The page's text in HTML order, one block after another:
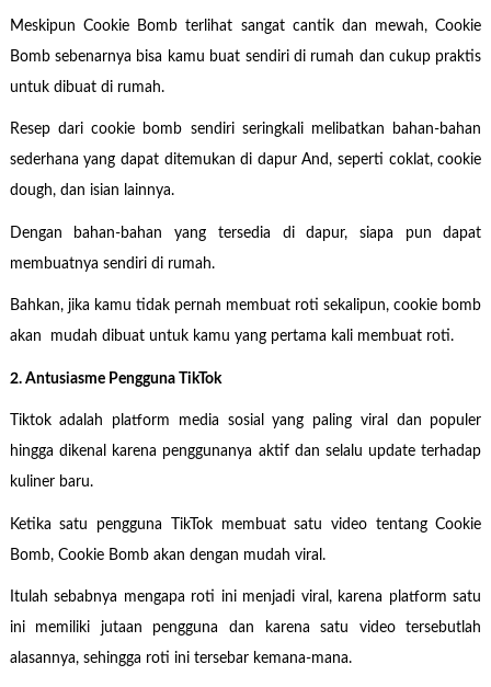
Meskipun Cookie Bomb terlihat sangat cantik dan mewah, Cookie
Bomb sebenarnya bisa kamu buat sendiri di rumah dan cukup praktis
untuk dibuat di rumah.
Resep dari cookie bomb sendiri seringkali melibatkan bahan-bahan
sederhana yang dapat ditemukan di dapur And, seperti coklat, cookie
dough, dan isian lainnya.
Dengan bahan-bahan yang tersedia di dapur, siapa pun dapat
membuatnya sendiri di rumah.
Bahkan, jika kamu tidak pernah membuat roti sekalipun, cookie bomb
akan mudah dibuat untuk kamu yang pertama kali membuat roti.
2. Antusiasme Pengguna TikTok
Tiktok adalah platform media sosial yang paling viral dan populer
hingga dikenal karena penggunanya aktif dan selalu update terhadap
kuliner baru.
Ketika satu pengguna TikTok membuat satu video tentang Cookie
Bomb, Cookie Bomb akan dengan mudah viral.
Itulah sebabnya mengapa roti ini menjadi viral, karena platform satu
ini memiliki jutaan pengguna dan karena satu video tersebutlah
alasannya, sehingga roti ini tersebar kemana-mana.